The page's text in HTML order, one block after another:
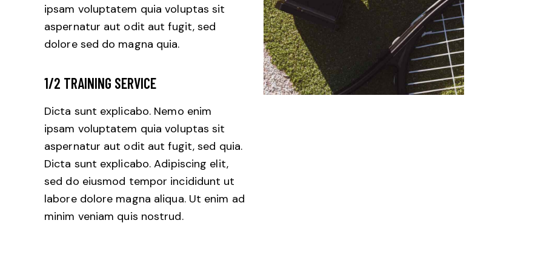
ipsam voluptatem quia voluptas sit
aspernatur aut odit aut fugit, sed
dolore sed do magna quia.
1/2 TRAINING SERVICE
Dicta sunt explicabo. Nemo enim
ipsam voluptatem quia voluptas sit
aspernatur aut odit aut fugit, sed quia.
Dicta sunt explicabo. Adipiscing elit,
sed do eiusmod tempor incididunt ut
labore dolore magna aliqua. Ut enim ad
minim veniam quis nostrud.